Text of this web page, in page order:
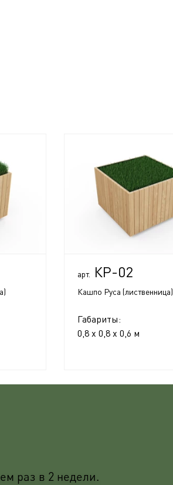
арт. КР-02
Кашпо Руса (лиственница)
Габариты:
0,8 x 0,8 x 0,6 м
раз в 2 недели.